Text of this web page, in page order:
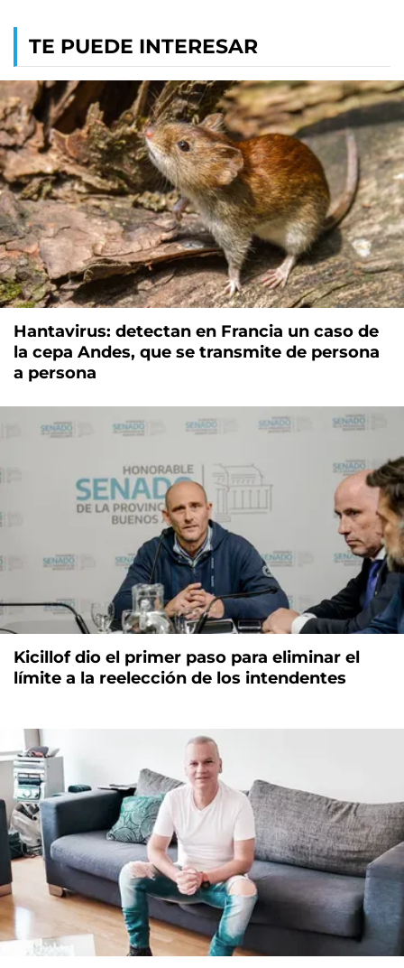
TE PUEDE INTERESAR
Hantavirus: detectan en Francia un caso de
la cepa Andes, que se transmite de persona
a persona
Kicillof dio el primer paso para eliminar el
límite a la reelección de los intendentes